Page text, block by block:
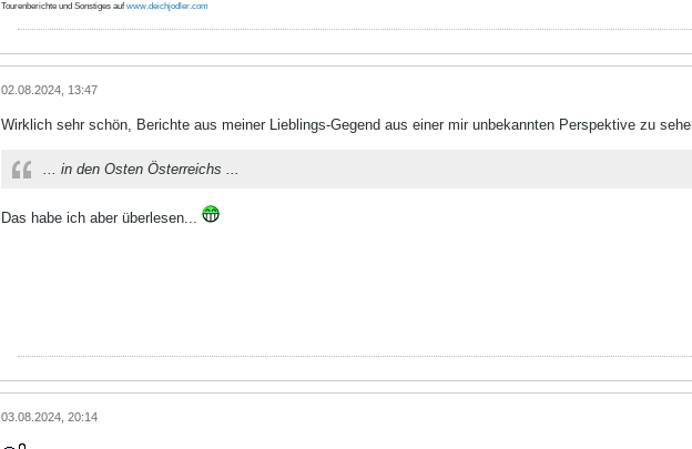
Tourenberichte und Sonstiges aufwww.deichjodler.com
02.08.2024, 13:47
Wirklich sehr schön, Berichte aus meiner Lieblings-Gegend aus einer mir unbekannten Perspektive zu
... in den Osten Österreichs ...
Das habe ich aber überlesen...
03.08.2024, 20:14